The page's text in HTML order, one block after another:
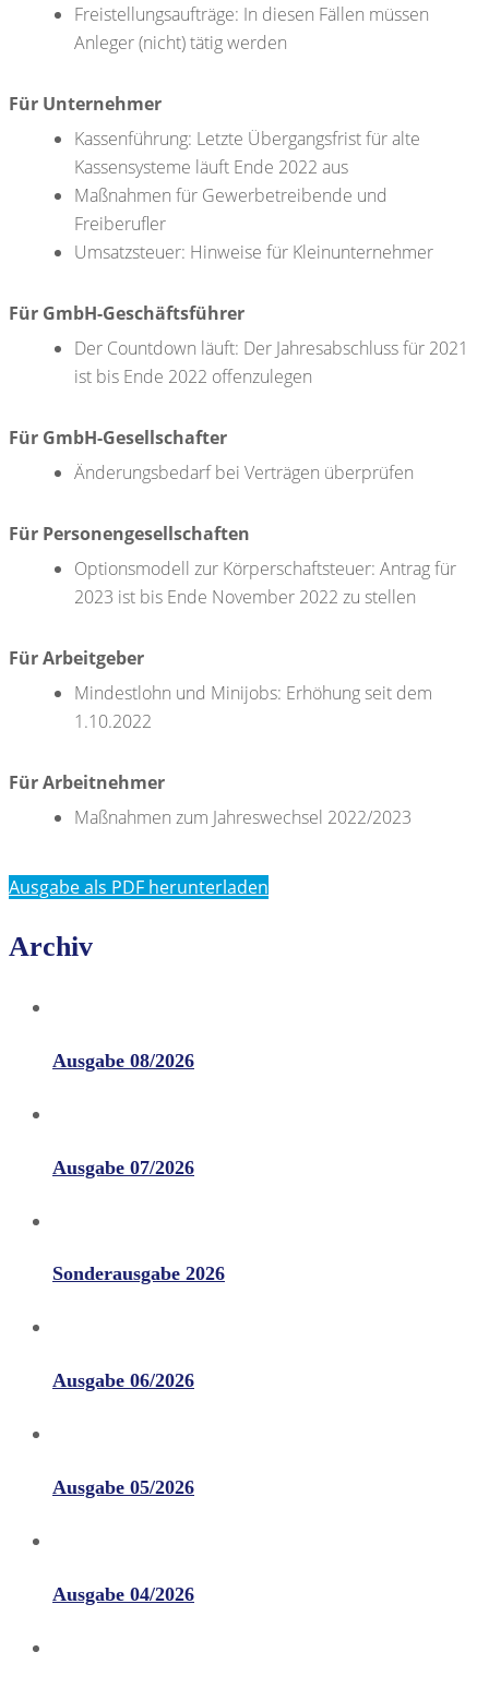
Freistellungsaufträge: In diesen Fällen müssen
Anleger (nicht) tätig werden
Für Unternehmer
Kassenführung: Letzte Übergangsfrist für alte
Kassensysteme läuft Ende 2022 aus
Maßnahmen für Gewerbetreibende und
Freiberufler
Umsatzsteuer: Hinweise für Kleinunternehmer
Für GmbH-Geschäftsführer
Der Countdown läuft: Der Jahresabschluss für 2021
ist bis Ende 2022 offenzulegen
Für GmbH-Gesellschafter
Änderungsbedarf bei Verträgen überprüfen
Für Personengesellschaften
Optionsmodell zur Körperschaftsteuer: Antrag für
2023 ist bis Ende November 2022 zu stellen
Für Arbeitgeber
Mindestlohn und Minijobs: Erhöhung seit dem
1.10.2022
Für Arbeitnehmer
Maßnahmen zum Jahreswechsel 2022/2023
Ausgabe als PDF herunterladen
Archiv
Ausgabe 08/2026
Ausgabe 07/2026
Sonderausgabe 2026
Ausgabe 06/2026
Ausgabe 05/2026
Ausgabe 04/2026